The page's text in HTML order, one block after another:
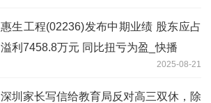
惠生工程(02236)发布中期业绩 股东应占
溢利7458.8万元 同比扭亏为盈_快播
2025-08-21
深圳家长写信给教育局反对高三双休，除